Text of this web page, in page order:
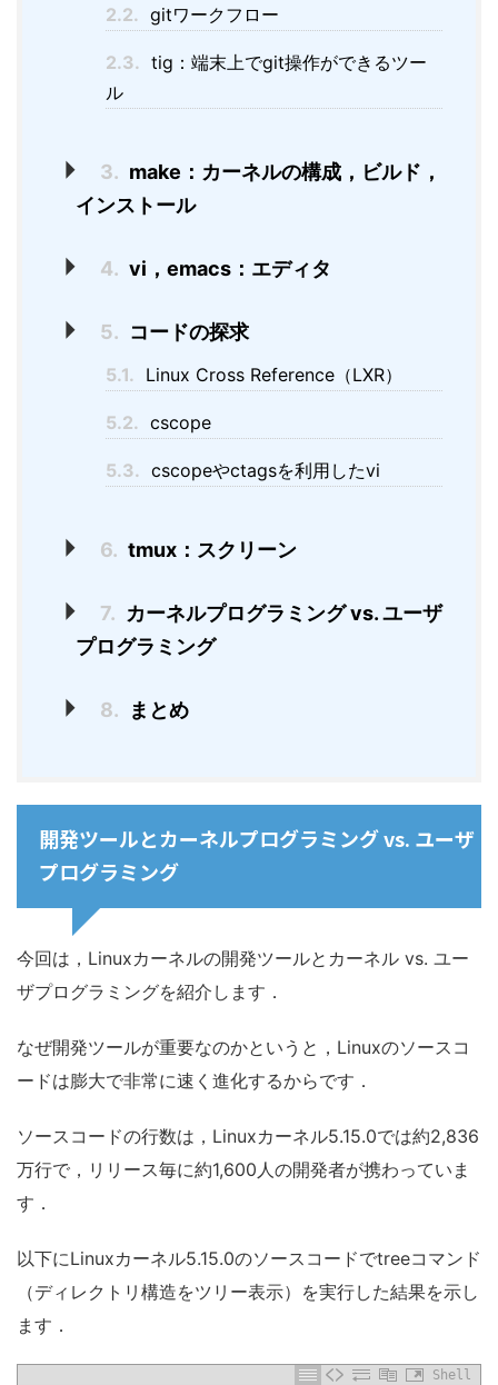
2.2. gitワークフロー
2.3. tig：端末上でgit操作ができるツー
ル
3. make：カーネルの構成，ビルド，
インストール
4. vi，emacs：エディタ
5. コードの探求
5.1. Linux Cross Reference（LXR）
5.2. cscope
5.3. cscopeやctagsを利用したvi
6. tmux：スクリーン
7. カーネルプログラミング vs. ユーザ
プログラミング
8. まとめ
開発ツールとカーネルプログラミング vs. ユーザ
プログラミング
今回は，Linuxカーネルの開発ツールとカーネル vs. ユー
ザプログラミングを紹介します．
なぜ開発ツールが重要なのかというと，Linuxのソースコ
ードは膨大で非常に速く進化するからです．
ソースコードの行数は，Linuxカーネル5.15.0では約2,836
万行で，リリース毎に約1,600人の開発者が携わっていま
す．
以下にLinuxカーネル5.15.0のソースコードでtreeコマンド
（ディレクトリ構造をツリー表示）を実行した結果を示し
ます．
Shell